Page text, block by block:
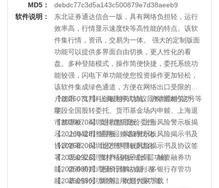
【20201222】支持IPv6
【20201030】港股开市阶段优化等
【20200822】支持创业板注册制相关功能
【20200622】新增股转新股一键批量申购、询价
功能；预售要约功能优化。
【20200413】新增支持股转交易新规、场内基金
名称扩位、科创板交易功能优化、行情内核优
化。
【20191217】新增上海组合保证金及深圳股票期
权相关功能。
【20191108】消息盒子功能修复、固鑫宝功能修
复、上证云站点调整等
【20190716】支持科创板批量新股申购
【20190626】新增科创板交易功能。
【20190419】新增深交所报价回购功能
【20190114】新增全国股份转让指数相关数据展
MD5：
debdc77c3d5a143c500879e7d38aeeb9
软件说明：
东北证券通达信合一版，具有网络负担轻，运行
效率高，行情显示速度快等高性能的特点。该软
件集行情，资讯，交易为一体。 强大的定制版面
功能可以提供多界面自由切换，更人性化的看
盘。多种登陆模式，操作简便快捷，委托系统功
能较强，闪电下单功能使您投资操作更加轻松，
该软件集成绿色通道，方便在网络出口受限的客
户使用，支持科创板相关功能、沪港通相关功
能、全国股转委托、货币基金场内申赎、上海退
市整理板、深圳退市整理板、上海风险警示板揭
示，上海退市整理板、风险警示板风险揭示书及
协议签署、深圳退市整理板风险揭示书及协议签
署，现金宝及理财产品电子合同、融资融券功
能、债券质押式报价回购功能、多银行存管功
能、基金拆分功能等。欢迎大家下载！
【20260717】上海质押式协议回购增加约定号等
字段
【20260704】支持盘后定价委托
【20260428】通用回购名称优化
【20260206】北交所可转债优化
【20250926】支持科创板成长层功能
【20250801】更新行情站点列表
【20250530】新增信用债转股功能